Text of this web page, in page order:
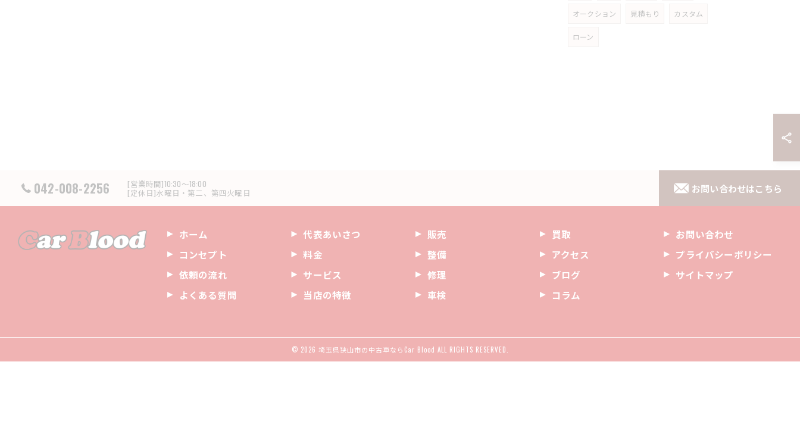
オークション 見積もり カスタム
ローン
042-008-2256 [営業時間]10:30～18:00
[定休日]水曜日・第二、第四火曜日 お問い合わせはこちら
ホーム
コンセプト
依頼の流れ
よくある質問
代表あいさつ
料金
サービス
当店の特徴
販売
整備
修理
車検
買取
アクセス
ブログ
コラム
お問い合わせ
プライバシーポリシー
サイトマップ
© 2026 埼玉県狭山市の中古車ならCar Blood ALL RIGHTS RESERVED.